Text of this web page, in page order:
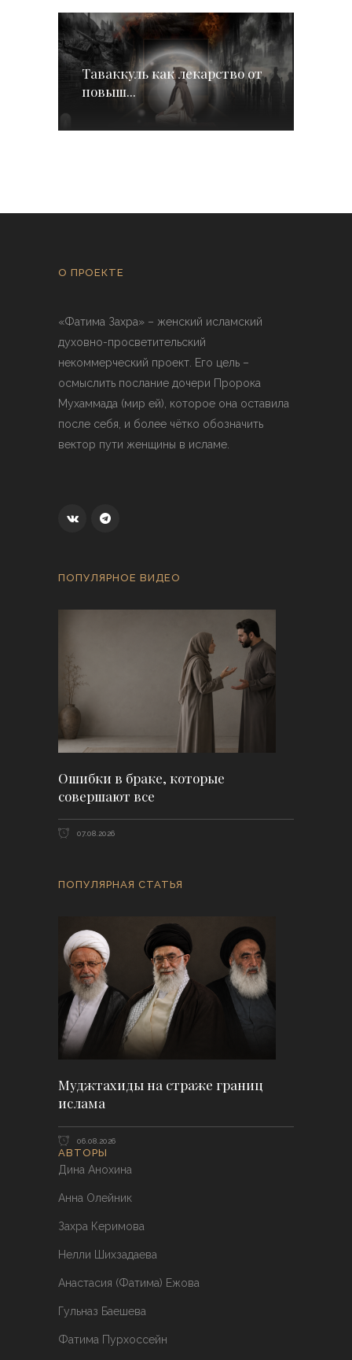
Таваккуль как лекарство от
повыш...
О ПРОЕКТЕ
«Фатима Захра» – женский исламский
духовно-просветительский
некоммерческий проект. Его цель –
осмыслить послание дочери Пророка
Мухаммада (мир ей), которое она оставила
после себя, и более чётко обозначить
вектор пути женщины в исламе.
ПОПУЛЯРНОЕ ВИДЕО
Ошибки в браке, которые
совершают все
07.08.2026
ПОПУЛЯРНАЯ СТАТЬЯ
Муджтахиды на страже границ
ислама
06.08.2026
АВТОРЫ
Дина Анохина
Анна Олейник
Захра Керимова
Нелли Шихзадаева
Анастасия (Фатима) Ежова
Гульназ Баешева
Фатима Пурхоссейн